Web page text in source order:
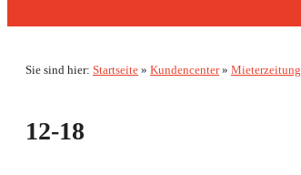
Sie sind hier: Startseite » Kundencenter» Mieterzeitung
12-18